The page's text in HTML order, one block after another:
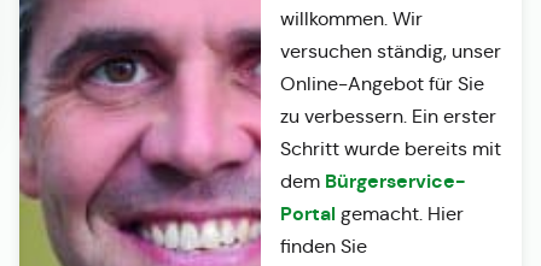
willkommen. Wir
versuchen ständig, unser
Online-Angebot für Sie
zu verbessern. Ein erster
Schritt wurde bereits mit
dem Bürgerservice-
Portalgemacht. Hier
finden Sie